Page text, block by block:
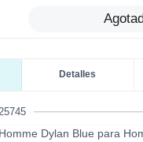
Detalles
Dylan Blue para